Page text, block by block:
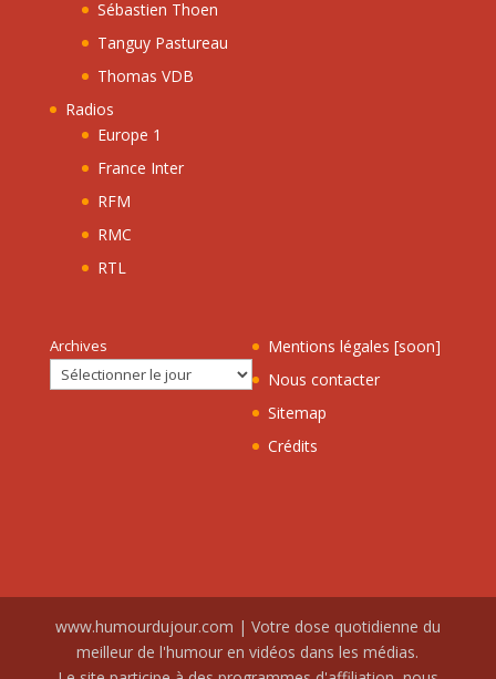
Sébastien Thoen
Tanguy Pastureau
Thomas VDB
Radios
Europe 1
France Inter
RFM
RMC
RTL
Archives
Mentions légales [soon]
Nous contacter
Sitemap
Crédits
www.humourdujour.com | Votre dose quotidienne du
meilleur de l'humour en vidéos dans les médias.